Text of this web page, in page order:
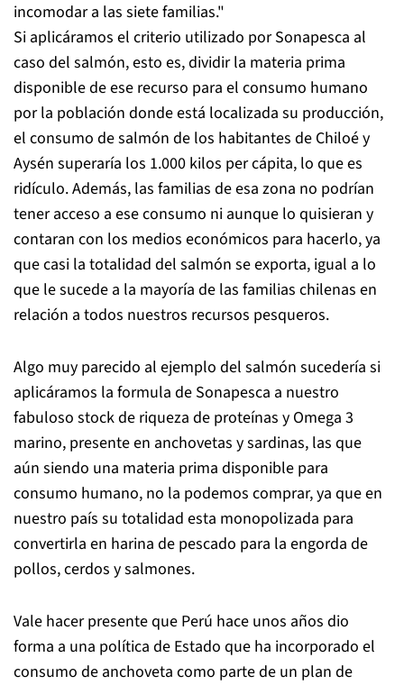
incomodar a las siete familias."
Si aplicáramos el criterio utilizado por Sonapesca al
caso del salmón, esto es, dividir la materia prima
disponible de ese recurso para el consumo humano
por la población donde está localizada su producción,
el consumo de salmón de los habitantes de Chiloé y
Aysén superaría los 1.000 kilos per cápita, lo que es
ridículo. Además, las familias de esa zona no podrían
tener acceso a ese consumo ni aunque lo quisieran y
contaran con los medios económicos para hacerlo, ya
que casi la totalidad del salmón se exporta, igual a lo
que le sucede a la mayoría de las familias chilenas en
relación a todos nuestros recursos pesqueros.
Algo muy parecido al ejemplo del salmón sucedería si
aplicáramos la formula de Sonapesca a nuestro
fabuloso stock de riqueza de proteínas y Omega 3
marino, presente en anchovetas y sardinas, las que
aún siendo una materia prima disponible para
consumo humano, no la podemos comprar, ya que en
nuestro país su totalidad esta monopolizada para
convertirla en harina de pescado para la engorda de
pollos, cerdos y salmones.
Vale hacer presente que Perú hace unos años dio
forma a una política de Estado que ha incorporado el
consumo de anchoveta como parte de un plan de